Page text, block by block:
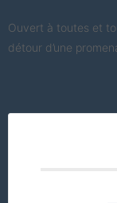
Ouvert à toutes et
détour d’une